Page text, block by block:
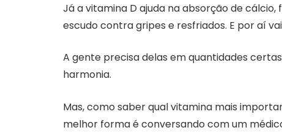
Já a vitamina D ajuda na absorção de
escudo contra gripes e resfriados. E por aí
A gente precisa delas em quantidades
harmonia.
Mas, como saber qual vitamina mais
melhor forma é conversando com um